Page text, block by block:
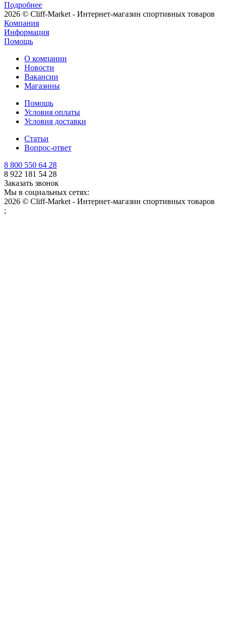
Подробнее
2026 © Cliff-Market - Интернет-магазин спортивных товаров
Компания
Информация
Помощь
О компании
Новости
Вакансии
Магазины
Помощь
Условия оплаты
Условия доставки
Статьи
Вопрос-ответ
8 800 550 64 28
8 922 181 54 28
Заказать звонок
Мы в социальных сетях:
2026 © Cliff-Market - Интернет-магазин спортивных товаров
;